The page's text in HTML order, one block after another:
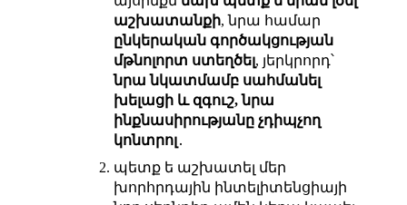
աշխատանքի, նրա համար
ընկերական գործակցության
մթնոլորտ ստեղծել, յերկրորդ՝
նրա նկատմամբ սահմանել
խելացի և զգուշ, նրա
ինքնասիրությանը չդիպչող
կոնտրոլ․
պետք ե աշխատել մեր
խորհրդային ինտելիտենցիայի